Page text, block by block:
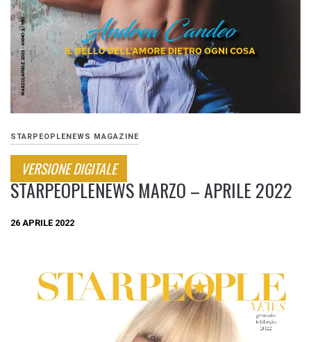
STARPEOPLENEWS MAGAZINE
VERSIONE DIGITALE
STARPEOPLENEWS MARZO – APRILE 2022
26 APRILE 2022